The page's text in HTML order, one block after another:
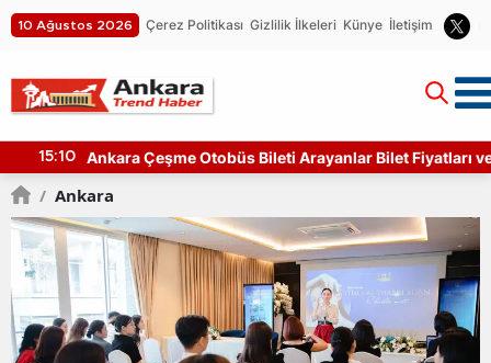
10 Ağustos 2026 Çerez Politikası Gizlilik İlkeleri Künye İletişim
15:10
Ankara Çeşme Otobüs Bileti Arayanlar Bilet Fiyatları ve
/ Ankara